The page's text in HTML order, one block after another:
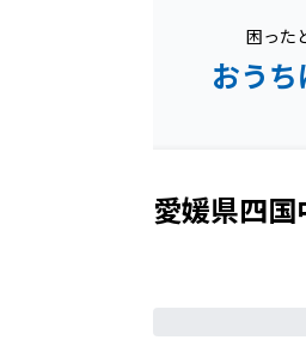
困った
おう
愛媛県四国